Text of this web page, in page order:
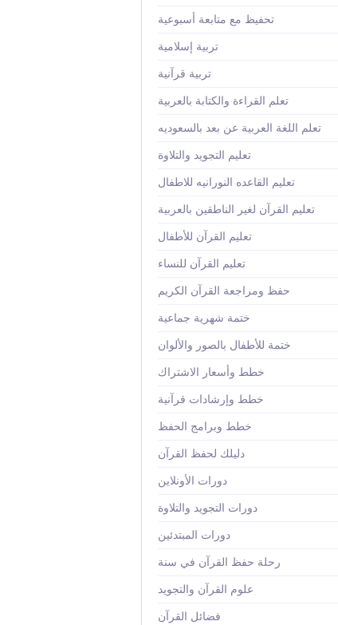
تحفيظ مع متابعة أسبوعية
تربية إسلامية
تربية قرآنية
تعلم القراءة والكتابة بالعربية
تعلم اللغة العربية عن بعد بالسعوديه
تعليم التجويد والتلاوة
تعليم القاعده النورانيه للاطفال
تعليم القرآن لغير الناطقين بالعربية
تعليم القرآن للأطفال
تعليم القرآن للنساء
حفظ ومراجعة القرآن الكريم
ختمة شهرية جماعية
ختمة للأطفال بالصور والألوان
خطط وأسعار الاشتراك
خطط وإرشادات قرآنية
خطط وبرامج الحفظ
دليلك لحفظ القرآن
دورات الأونلاين
دورات التجويد والتلاوة
دورات المبتدئين
رحلة حفظ القرآن في سنة
علوم القرآن والتجويد
فضائل القرآن